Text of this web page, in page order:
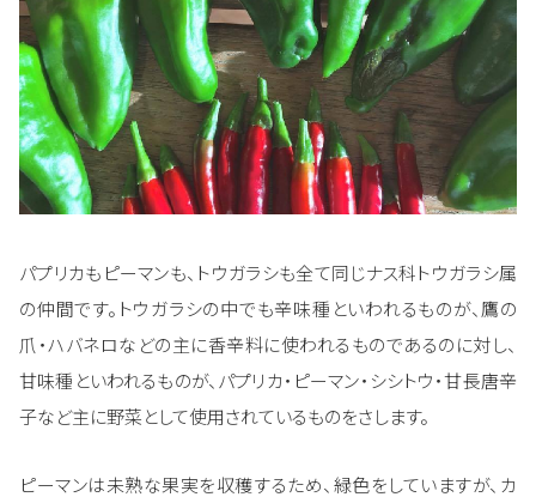
パプリカもピーマンも、トウガラシも全て同じナス科トウガラシ属
の仲間です。トウガラシの中でも辛味種といわれるものが、鷹の
爪・ハバネロなどの主に香辛料に使われるものであるのに対し、
甘味種といわれるものが、パプリカ・ピーマン・シシトウ・甘長唐辛
子など主に野菜として使用されているものをさします。
ピーマンは未熟な果実を収穫するため、緑色をしていますが、カ